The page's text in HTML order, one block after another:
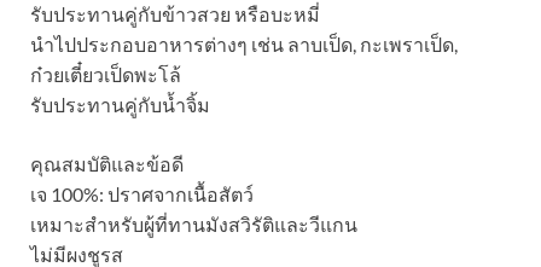
รับประทานคู่กับข้าวสวย หรือบะหมี่
นำไปประกอบอาหารต่างๆ เช่น ลาบเป็ด, กะเพราเป็ด,
ก๋วยเตี๋ยวเป็ดพะโล้
รับประทานคู่กับน้ำจิ้ม
คุณสมบัติและข้อดี
เจ 100%: ปราศจากเนื้อสัตว์
เหมาะสำหรับผู้ที่ทานมังสวิรัติและวีแกน
ไม่มีผงชูรส